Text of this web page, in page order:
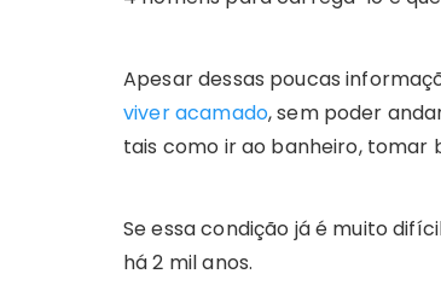
Apesar dessas poucas
viver acamado, sem poder
tais como ir ao banheiro, tomar
Se essa condição já é muito
há 2 mil anos.